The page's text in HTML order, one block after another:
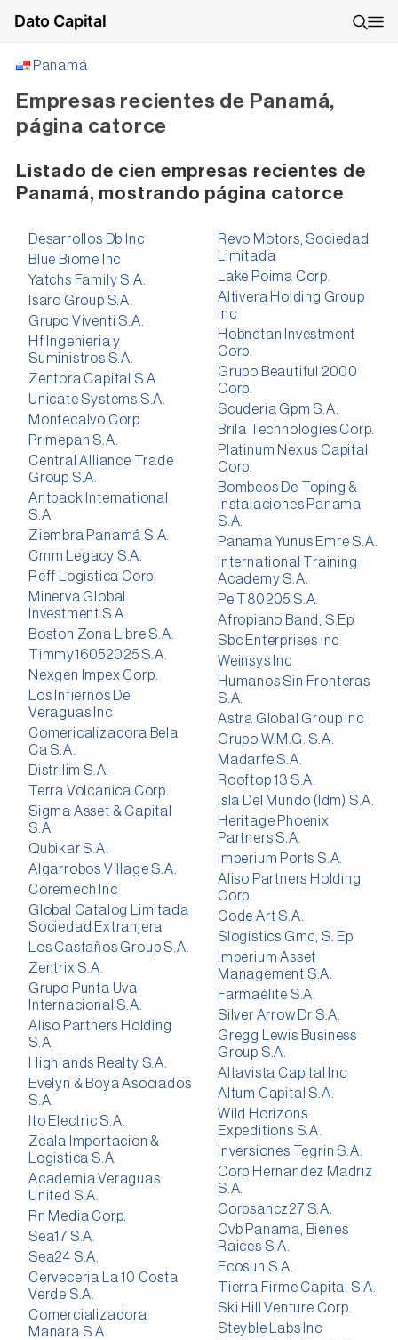
Dato Capital
Panamá
Empresas recientes de Panamá,
página catorce
Listado de cien empresas recientes de
Panamá, mostrando página catorce
Desarrollos Db Inc
Blue Biome Inc
Yatchs Family S.A.
Isaro Group S.A.
Grupo Viventi S.A.
Hf Ingenieria y
Suministros S.A.
Zentora Capital S.A.
Unicate Systems S.A.
Montecalvo Corp.
Primepan S.A.
Central Alliance Trade
Group S.A.
Antpack International
S.A.
Ziembra Panamá S.A.
Cmm Legacy S.A.
Reff Logistica Corp.
Minerva Global
Investment S.A.
Boston Zona Libre S.A.
Timmy16052025 S.A.
Nexgen Impex Corp.
Los Infiernos De
Veraguas Inc
Comericalizadora Bela
Ca S.A.
Distrilim S.A.
Terra Volcanica Corp.
Sigma Asset & Capital
S.A.
Qubikar S.A.
Algarrobos Village S.A.
Coremech Inc
Global Catalog Limitada
Sociedad Extranjera
Los Castaños Group S.A.
Zentrix S.A.
Grupo Punta Uva
Internacional S.A.
Aliso Partners Holding
S.A.
Highlands Realty S.A.
Evelyn & Boya Asociados
S.A.
Ito Electric S.A.
Zcala Importacion &
Logistica S.A.
Academia Veraguas
United S.A.
Rn Media Corp.
Sea17 S.A.
Sea24 S.A.
Cerveceria La 10 Costa
Verde S.A.
Comercializadora
Manara S.A.
Revo Motors, Sociedad
Limitada
Lake Poima Corp.
Altivera Holding Group
Inc
Hobnetan Investment
Corp.
Grupo Beautiful 2000
Corp.
Scuderia Gpm S.A.
Brila Technologies Corp.
Platinum Nexus Capital
Corp.
Bombeos De Toping &
Instalaciones Panama
S.A.
Panama Yunus Emre S.A.
International Training
Academy S.A.
Pe T80205 S.A.
Afropiano Band, S.Ep
Sbc Enterprises Inc
Weinsys Inc
Humanos Sin Fronteras
S.A.
Astra Global Group Inc
Grupo W.M.G. S.A.
Madarfe S.A.
Rooftop 13 S.A.
Isla Del Mundo (Idm) S.A.
Heritage Phoenix
Partners S.A.
Imperium Ports S.A.
Aliso Partners Holding
Corp.
Code Art S.A.
Slogistics Gmc, S. Ep
Imperium Asset
Management S.A.
Farmaélite S.A.
Silver Arrow Dr S.A.
Gregg Lewis Business
Group S.A.
Altavista Capital Inc
Altum Capital S.A.
Wild Horizons
Expeditions S.A.
Inversiones Tegrin S.A.
Corp Hernandez Madriz
S.A.
Corpsancz27 S.A.
Cvb Panama, Bienes
Raices S.A.
Ecosun S.A.
Tierra Firme Capital S.A.
Ski Hill Venture Corp.
Steyble Labs Inc